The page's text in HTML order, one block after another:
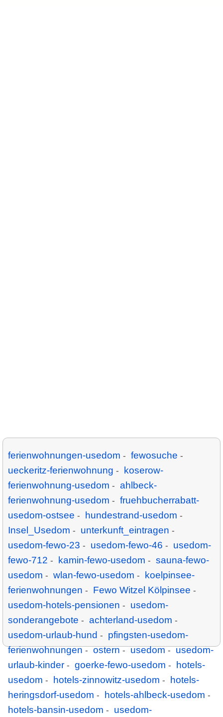
ferienwohnungen-usedom - fewosuche -
ueckeritz-ferienwohnung -
koserow-
ferienwohnung-usedom - ahlbeck-
ferienwohnung-usedom - fruehbucherrabatt-
usedom-ostsee - hundestrand-usedom -
Insel_Usedom - unterkunft_eintragen -
usedom-fewo-23 - usedom-fewo-46 - usedom-
fewo-712 - kamin-fewo-usedom - sauna-fewo-
usedom - wlan-fewo-usedom -
koelpinsee-
ferienwohnungen - Fewo Witzel Kölpinsee -
usedom-hotels-pensionen - usedom-
sonderangebote - achterland-usedom -
usedom-urlaub-hund - pfingsten-usedom-
ferienwohnungen - ostern - usedom - usedom-
urlaub-kinder - goerke-fewo-usedom -
hotels-
usedom - hotels-zinnowitz-usedom -
hotels-
heringsdorf-usedom - hotels-ahlbeck-usedom -
hotels-bansin-usedom - usedom-